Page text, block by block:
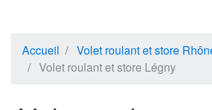
Accueil
Volet roulant et store
Volet roulant et store Légny